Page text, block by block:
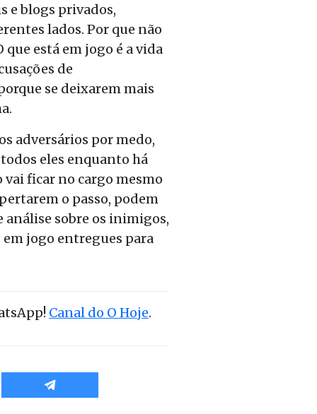
e blogs privados,
lados. Por que não
que está em jogo é a vida
de
se deixarem mais
adversários por medo,
eles enquanto há
vai ficar no cargo mesmo
o passo, podem
análise sobre os inimigos,
jogo entregues para
Canal do O Hoje.